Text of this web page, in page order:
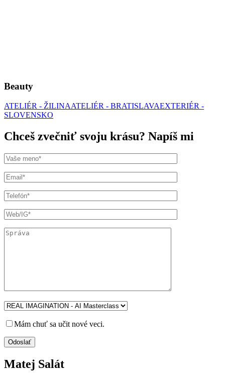
Beauty
ATELIÉR - ŽILINAATELIÉR - BRATISLAVAEXTERIÉR -
SLOVENSKO
Chceš zvečniť svoju krásu? Napíš mi
Mám chuť sa učit nové veci.
Matej Salát